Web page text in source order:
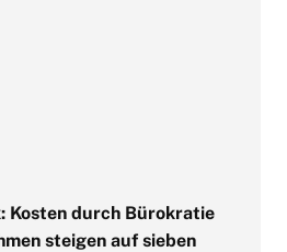
Kosten durch Bürokratie
steigen auf sieben